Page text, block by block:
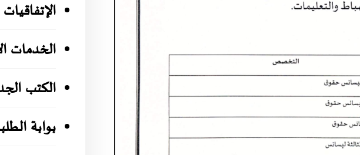
الإتفاقيات
الخدمات
الكتب
بوابة